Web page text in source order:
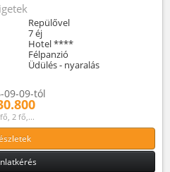
Repülővel
7 éj
Hotel ****
Félpanzió
Üdülés - nyaralás
09-09-tól
2 fő,...